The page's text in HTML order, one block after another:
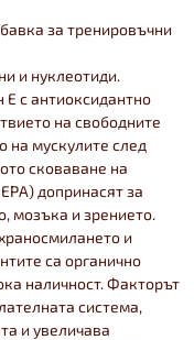
за тренировъчни
и нуклеотиди.
Е с антиоксидантно
на свободните
на мускулите след
сковаване на
EPA) допринасят за
мозъка и зрението.
и
са органично
наличност. Факторът
система,
и увеличава